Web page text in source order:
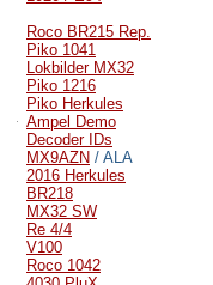
Roco BR215 Rep.
Piko 1041
Lokbilder MX32
Piko 1216
Piko Herkules
Ampel Demo
Decoder IDs
MX9AZN / ALA
2016 Herkules
BR218
MX32 SW
Re 4/4
V100
Roco 1042